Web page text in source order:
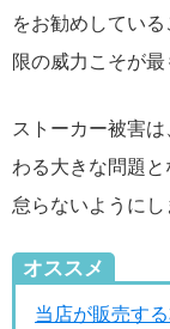
をお勧めしてい
限の威力こそが最
ストーカー被害
わる大きな問題
怠らないようにし
オススメ
当店が販売す